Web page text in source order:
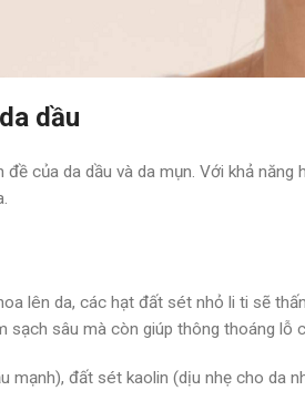
dầu
của da dầu và da mụn. Với khả
lên da, các hạt đất sét nhỏ li ti sẽ
sâu mà còn giúp thông thoáng lỗ
đất sét kaolin (dịu nhẹ cho da